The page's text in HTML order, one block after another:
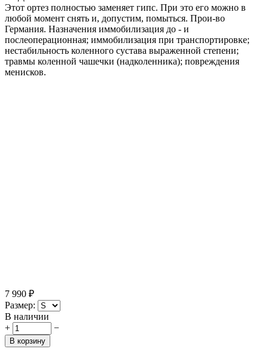
Этот ортез полностью заменяет гипс. При это его можно в
любой момент снять и, допустим, помыться. Прои-во
Германия. Назначения иммобилизация до - и
послеоперационная; иммобилизация при транспортировке;
нестабильность коленного сустава выраженной степени;
травмы коленной чашечки (надколенника); повреждения
менисков.
7 990 ₽
Размер:
В наличии
+
−
В корзину